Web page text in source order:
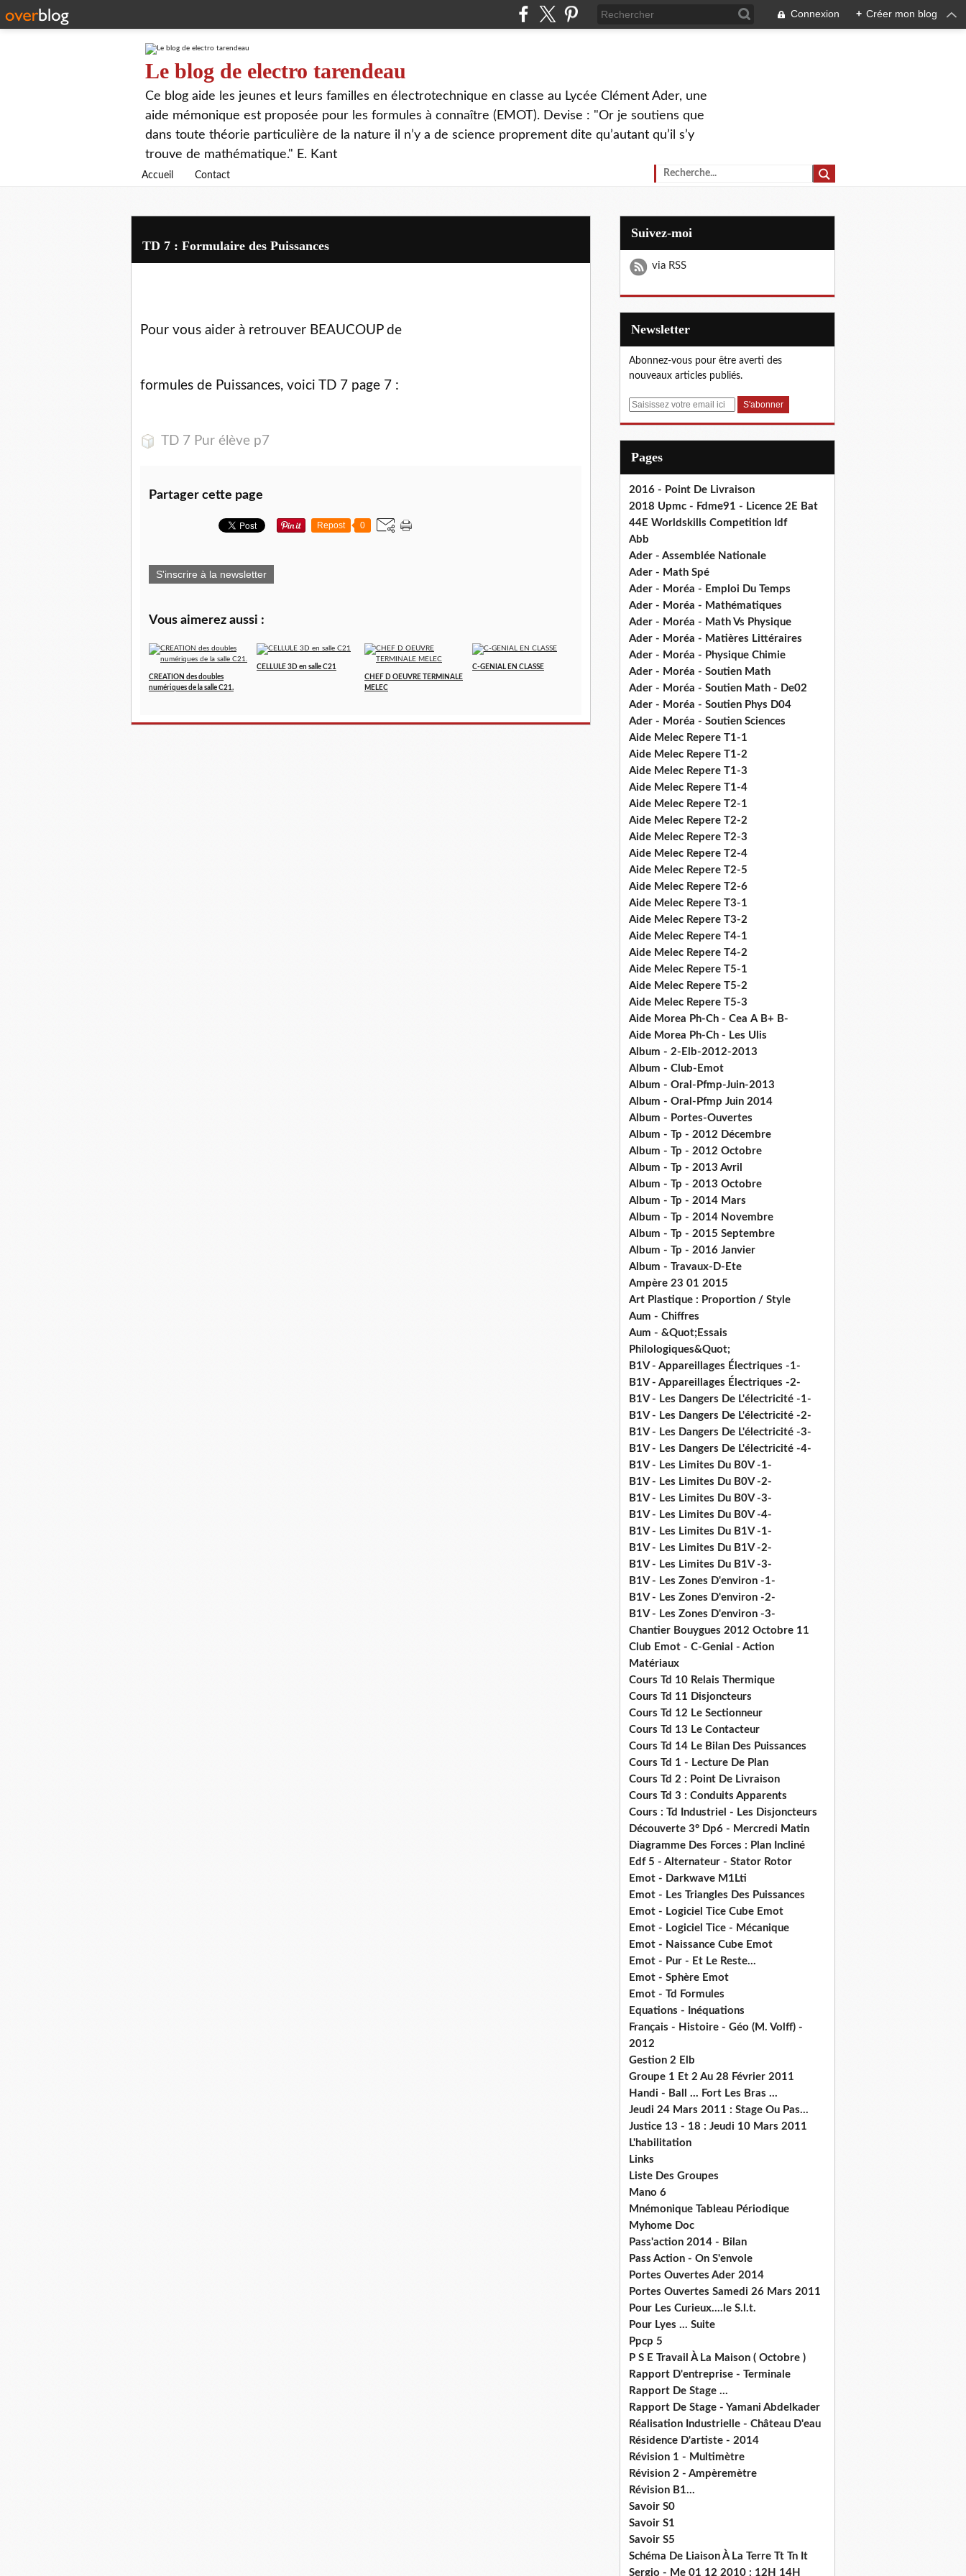
Connexion + Créer mon blog
Le blog de electro tarendeau
Ce blog aide les jeunes et leurs familles en électrotechnique en classe au Lycée Clément Ader, une
aide mémonique est proposée pour les formules à connaître (EMOT). Devise : "Or je soutiens que
dans toute théorie particulière de la nature il n’y a de science proprement dite qu’autant qu’il s’y
trouve de mathématique." E. Kant
Accueil Contact
TD 7 : Formulaire des Puissances
Pour vous aider à retrouver BEAUCOUP de
formules de Puissances, voici TD 7 page 7 :
TD 7 Pur élève p7
Partager cette page
Repost 0
S'inscrire à la newsletter
Vous aimerez aussi :
CREATION des doubles
numériques de la salle C21.
CELLULE 3D en salle C21
CHEF D OEUVRE TERMINALE
MELEC
C-GENIAL EN CLASSE
Suivez-moi
via RSS
Newsletter
Abonnez-vous pour être averti des
nouveaux articles publiés.
E
Pages
2016 - Point De Livraison
2018 Upmc - Fdme91 - Licence 2E Bat
44E Worldskills Competition Idf
Abb
Ader - Assemblée Nationale
Ader - Math Spé
Ader - Moréa - Emploi Du Temps
Ader - Moréa - Mathématiques
Ader - Moréa - Math Vs Physique
Ader - Moréa - Matières Littéraires
Ader - Moréa - Physique Chimie
Ader - Moréa - Soutien Math
Ader - Moréa - Soutien Math - De02
Ader - Moréa - Soutien Phys D04
Ader - Moréa - Soutien Sciences
Aide Melec Repere T1-1
Aide Melec Repere T1-2
Aide Melec Repere T1-3
Aide Melec Repere T1-4
Aide Melec Repere T2-1
Aide Melec Repere T2-2
Aide Melec Repere T2-3
Aide Melec Repere T2-4
Aide Melec Repere T2-5
Aide Melec Repere T2-6
Aide Melec Repere T3-1
Aide Melec Repere T3-2
Aide Melec Repere T4-1
Aide Melec Repere T4-2
Aide Melec Repere T5-1
Aide Melec Repere T5-2
Aide Melec Repere T5-3
Aide Morea Ph-Ch - Cea Α Β+ Β-
Aide Morea Ph-Ch - Les Ulis
Album - 2-Elb-2012-2013
Album - Club-Emot
Album - Oral-Pfmp-Juin-2013
Album - Oral-Pfmp Juin 2014
Album - Portes-Ouvertes
Album - Tp - 2012 Décembre
Album - Tp - 2012 Octobre
Album - Tp - 2013 Avril
Album - Tp - 2013 Octobre
Album - Tp - 2014 Mars
Album - Tp - 2014 Novembre
Album - Tp - 2015 Septembre
Album - Tp - 2016 Janvier
Album - Travaux-D-Ete
Ampère 23 01 2015
Art Plastique : Proportion / Style
Aum - Chiffres
Aum - &Quot;Essais
Philologiques&Quot;
B1V - Appareillages Électriques -1-
B1V - Appareillages Électriques -2-
B1V - Les Dangers De L'électricité -1-
B1V - Les Dangers De L'électricité -2-
B1V - Les Dangers De L'électricité -3-
B1V - Les Dangers De L'électricité -4-
B1V - Les Limites Du B0V -1-
B1V - Les Limites Du B0V -2-
B1V - Les Limites Du B0V -3-
B1V - Les Limites Du B0V -4-
B1V - Les Limites Du B1V -1-
B1V - Les Limites Du B1V -2-
B1V - Les Limites Du B1V -3-
B1V - Les Zones D'environ -1-
B1V - Les Zones D'environ -2-
B1V - Les Zones D'environ -3-
Chantier Bouygues 2012 Octobre 11
Club Emot - C-Genial - Action
Matériaux
Cours Td 10 Relais Thermique
Cours Td 11 Disjoncteurs
Cours Td 12 Le Sectionneur
Cours Td 13 Le Contacteur
Cours Td 14 Le Bilan Des Puissances
Cours Td 1 - Lecture De Plan
Cours Td 2 : Point De Livraison
Cours Td 3 : Conduits Apparents
Cours : Td Industriel - Les Disjoncteurs
Découverte 3° Dp6 - Mercredi Matin
Diagramme Des Forces : Plan Incliné
Edf 5 - Alternateur - Stator Rotor
Emot - Darkwave M1Lti
Emot - Les Triangles Des Puissances
Emot - Logiciel Tice Cube Emot
Emot - Logiciel Tice - Mécanique
Emot - Naissance Cube Emot
Emot - Pur - Et Le Reste...
Emot - Sphère Emot
Emot - Td Formules
Equations - Inéquations
Français - Histoire - Géo (M. Volff) -
2012
Gestion 2 Elb
Groupe 1 Et 2 Au 28 Février 2011
Handi - Ball ... Fort Les Bras ...
Jeudi 24 Mars 2011 : Stage Ou Pas...
Justice 13 - 18 : Jeudi 10 Mars 2011
L'habilitation
Links
Liste Des Groupes
Mano 6
Mnémonique Tableau Périodique
Myhome Doc
Pass'action 2014 - Bilan
Pass Action - On S'envole
Portes Ouvertes Ader 2014
Portes Ouvertes Samedi 26 Mars 2011
Pour Les Curieux....le S.l.t.
Pour Lyes ... Suite
Ppcp 5
P S E Travail À La Maison ( Octobre )
Rapport D'entreprise - Terminale
Rapport De Stage ...
Rapport De Stage - Yamani Abdelkader
Réalisation Industrielle - Château D'eau
Résidence D'artiste - 2014
Révision 1 - Multimètre
Révision 2 - Ampèremètre
Révision B1...
Savoir S0
Savoir S1
Savoir S5
Schéma De Liaison À La Terre Tt Tn It
Sergio - Me 01 12 2010 : 12H 14H